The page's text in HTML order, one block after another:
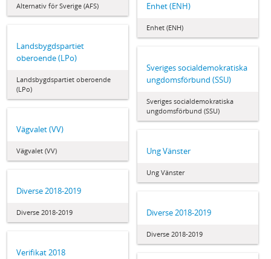
Alternativ för Sverige (AFS) Enhet (ENH)
Enhet (ENH)
Landsbygdspartiet
oberoende (LPo)
Landsbygdspartiet oberoende
(LPo)
Sveriges socialdemokratiska
ungdomsförbund (SSU)
Sveriges socialdemokratiska
ungdomsförbund (SSU)
Vägvalet (VV)
Vägvalet (VV) Ung Vänster
Ung Vänster
Diverse 2018-2019
Diverse 2018-2019 Diverse 2018-2019
Diverse 2018-2019
Verifikat 2018